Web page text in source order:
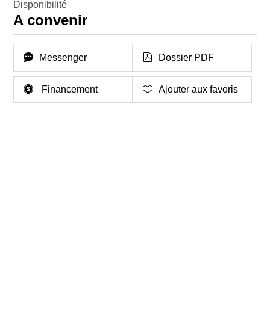
Disponibilité
A convenir
Messenger Dossier PDF
Financement Ajouter aux favoris